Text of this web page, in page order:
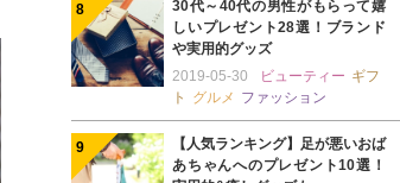
30代～40代の男性がもらって嬉
しいプレゼント28選！ブランド
や実用的グッズ
2019-05-30
ビューティー ギフ
ト
グルメ ファッション
【人気ランキング】足が悪いおば
あちゃんへのプレゼント10選！